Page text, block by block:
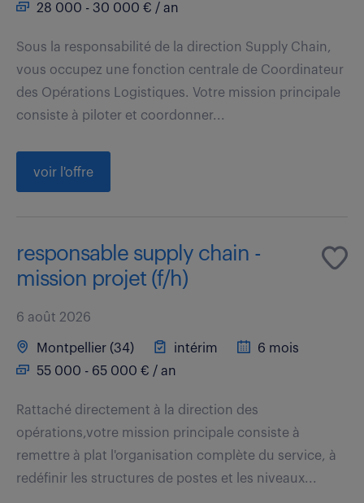
28 000 - 30 000 € / an
Sous la responsabilité de la direction Supply Chain,
vous occupez une fonction centrale de Coordinateur
des Opérations Logistiques. Votre mission principale
consiste à piloter et coordonner...
voir l'offre
responsable supply chain -
mission projet (f/h)
6 août 2026
Montpellier (34) intérim
6 mois
55 000 - 65 000 € / an
Rattaché directement à la direction des
opérations,votre mission principale consiste à
remettre à plat l'organisation complète du service, à
redéfinir les structures de postes et les niveaux...